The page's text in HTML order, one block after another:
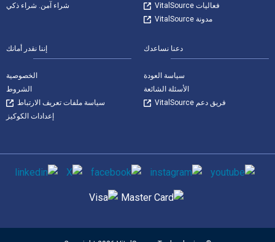
فعاليات VitalSource
مدونة VitalSource
شراء آمن. شراء ذكي
دعنا نساعدك
سياسة العودة
الأسئلة الشائعة
فريق دعم VitalSource
إننا نقدر أمانك
الخصوصية
الشروط
سياسة ملفات تعريف الارتباط
إعدادات الكوكيز
وسائل التواصل الاجتماعي